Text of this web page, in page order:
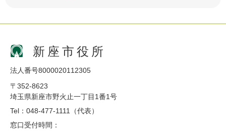
新座市役所
法人番号8000020112305
〒352-8623
埼玉県新座市野火止一丁目1番1号
Tel：048-477-1111（代表）
窓口受付時間：